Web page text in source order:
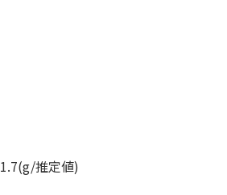
1.7(g/推定値)